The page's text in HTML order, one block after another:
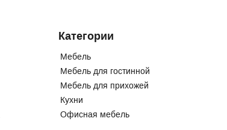
Категории
Мебель
Мебель для гостинной
Мебель для прихожей
Кухни
Офисная мебель